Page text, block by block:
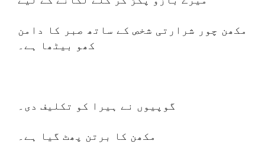
مکھن چور شرارتی شخص کے ساتھ صبر کا دامن
کھو بیٹھا ہے۔
گوپیوں نے ہیرا کو تکلیف دی۔
مکھن کا برتن پھٹ گیا ہے۔